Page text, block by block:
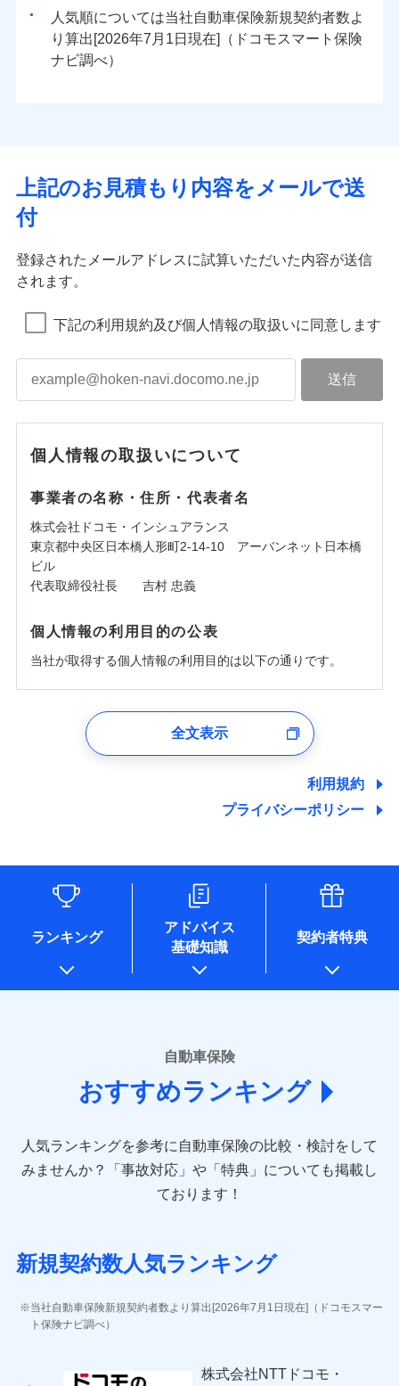
人気順については当社
新規契約者数よ
り算出[
年 月
日現在]（ドコモスマート保険
ナビ調べ）
上記のお見積もり内容をメールで送
付
登録されたメールアドレスに試算いただいた内容が送信
されます。
下記の利用規約及び個人情報の取扱いに同意します
個人情報の取扱いについて
事業者の名称・住所・代表者名
株式会社ドコモ・インシュアランス
東京都中央区日本橋人形町2-14-10 アーバンネット日本橋
ビル
代表取締役社長 吉村 忠義
個人情報の利用目的の公表
当社が取得する個人情報の利用目的は以下の通りです。
ユーザー登録受付および、管理のため
しくは委託を受けている保険会社・提携会社の保険その他に
関する情報を提供し、金融商品等の契約を勧奨するため、ま
た維持管理等の委託業務遂行のため、またそれらに付帯、関
情報を取引のある他の保険会社の商品・サービスをご提案す
るために利用させていただくことがあります。）
各種セミナーの開催のため
コンサルティングサービスの実施のため
アンケートやキャンペーン等の実施のため
上記に係る案内・手続き・管理等付帯業務を行うため
* 当社が委託を受けている保険会社の情報は、保険会社のホ
ームページに掲載しておりますので、ご確認ください。
あいおいニッセイ同和損害保険株式会社
(https://www.aioinissaydowa.co.jp/)
アクサ損害保険株式会社 (https://www.axa-
direct.co.jp/)
sompo.co.jp/)
東京海上ダイレクト損害保険株式会社 (https://www.e-
AIG損害保険株式会社 (https://www.aig.co.jp/sonpo)
ジェイアイ傷害火災保険株式会社
ソニー損害保険株式会社
(https://www.sonysonpo.co.jp/)
ＳＯＭＰＯダイレクト損害保険株式会社
全文表示
利用規約
プライバシーポリシー
ランキング
アドバイス
基礎知識
契約者特典
自動車保険
おすすめランキング
人気ランキングを参考に自動車保険の比較・検討をして
みませんか？
「事故対応」や「特典」についても掲載し
ております！
新規契約数人気ランキング
当社自動車保険新規契約者数より算出[2026年7月1日現在]（ドコモスマー
ト保険ナビ調べ）
株式会社NTTドコモ・